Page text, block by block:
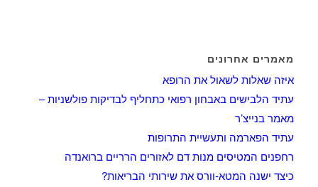
מאמרים אחרונים
איזה שאלות לשאול את הרופא
עתיד הלבישים באבחון רפואי כתחליף לבדיקות פולשניות –
מאמר בנייצ’ר
עתיד הפארמה ותעשיית התרופות
רחפנים המטיסים מנות דם לאזורים הרריים ברואנדה
כיצד ישנה המטא-וורס את שירותי הבריאות?